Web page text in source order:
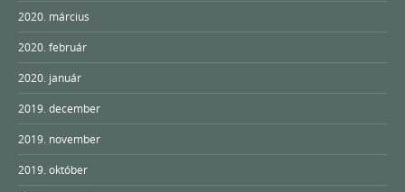
2020. március
2020. február
2020. január
2019. december
2019. november
2019. október